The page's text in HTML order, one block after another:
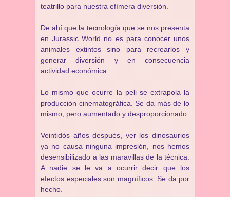
teatrillo para nuestra efímera diversión.
De ahí que la tecnología que se nos presenta
en Jurassic World no es para conocer unos
animales extintos sino para recrearlos y
generar diversión y en consecuencia
actividad económica.
Lo mismo que ocurre la peli se extrapola la
producción cinematográfica. Se da más de lo
mismo, pero aumentado y desproporcionado.
Veintidós años después, ver los dinosaurios
ya no causa ninguna impresión, nos hemos
desensibilizado a las maravillas de la técnica.
A nadie se le va a ocurrir decir que los
efectos especiales son magníficos. Se da por
hecho.